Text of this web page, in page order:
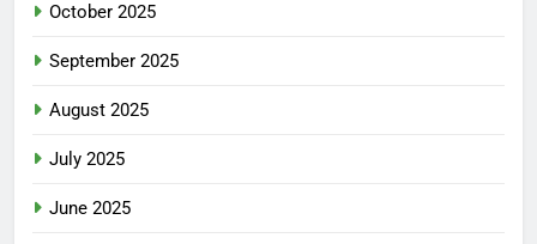
October 2025
September 2025
August 2025
July 2025
June 2025